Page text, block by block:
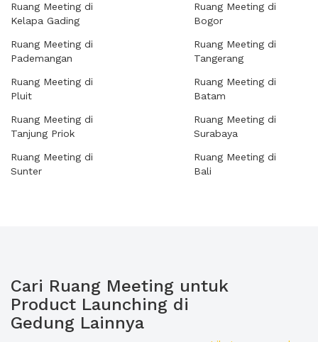
Ruang Meeting di
Kelapa Gading
Ruang Meeting di
Pademangan
Ruang Meeting di
Pluit
Ruang Meeting di
Tanjung Priok
Ruang Meeting di
Sunter
Ruang Meeting di
Bogor
Ruang Meeting di
Tangerang
Ruang Meeting di
Batam
Ruang Meeting di
Surabaya
Ruang Meeting di
Bali
Cari Ruang Meeting untuk
Product Launching di
Gedung Lainnya